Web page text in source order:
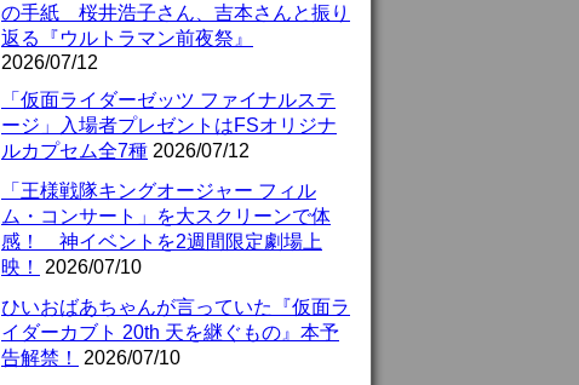
の手紙 桜井浩子さん、吉本さんと振り
返る『ウルトラマン前夜祭』
2026/07/12
「仮面ライダーゼッツ ファイナルステ
ージ」入場者プレゼントはFSオリジナ
ルカプセム全7種 2026/07/12
「王様戦隊キングオージャー フィル
ム・コンサート」を大スクリーンで体
感！ 神イベントを2週間限定劇場上
映！
2026/07/10
ひいおばあちゃんが言っていた『仮面ラ
イダーカブト 20th 天を継ぐもの』本予
告解禁！
2026/07/10